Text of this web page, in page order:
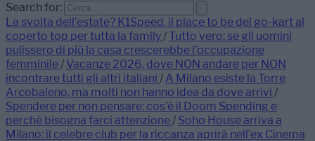
Search for:
La svolta dell’estate? K1Speed, il place to be del go-kart al
coperto top per tutta la family/ Tutto vero: se gli uomini
pulissero di più la casa crescerebbe l’occupazione
femminile/ Vacanze 2026, dove NON andare per NON
incontrare tutti gli altri italiani / A Milano esiste la Torre
Arcobaleno, ma molti non hanno idea da dove arrivi /
Spendere per non pensare: cos’è il Doom Spending e
perché bisogna farci attenzione/ Soho House arriva a
Milano: il celebre club per la riccanza aprirà nell’ex Cinema